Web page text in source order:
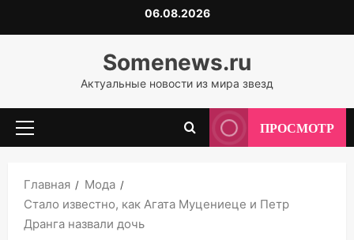
к
06.08.2026
Somenews.ru
Актуальные новости из мира звезд
Основное
ПРОСМОТР
Главная
Мода
Стало известно, как Агата Муцениеце и Петр
Дранга назвали дочь